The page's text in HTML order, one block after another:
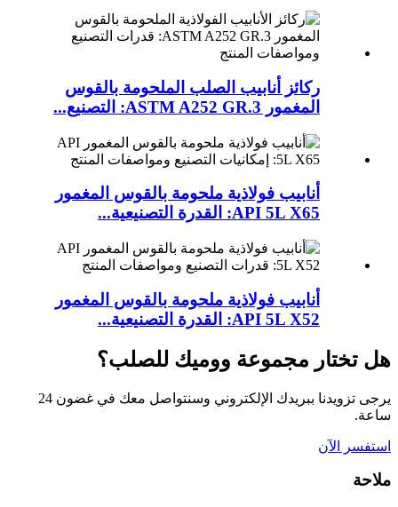
ركائز أنابيب الصلب الملحومة بالقوس
المغمور ASTM A252 GR.3: التصنيع...
أنابيب فولاذية ملحومة بالقوس المغمور
API 5L X65: القدرة التصنيعية...
أنابيب فولاذية ملحومة بالقوس المغمور
API 5L X52: القدرة التصنيعية...
هل تختار مجموعة ووميك للصلب؟
يرجى تزويدنا ببريدك الإلكتروني وسنتواصل معك في غضون 24
ساعة.
استفسر الآن
ملاحة